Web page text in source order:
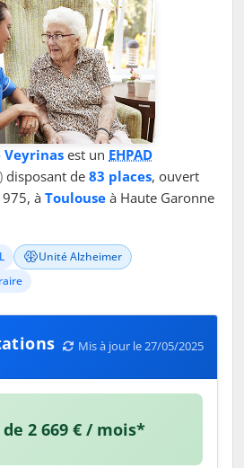
Veyrinas est un EHPAD
disposant de 83 places, ouvert
à Toulouse à Haute Garonne
Unité Alzheimer
Mis à jour le 27/05/2025
2 669 € / mois*